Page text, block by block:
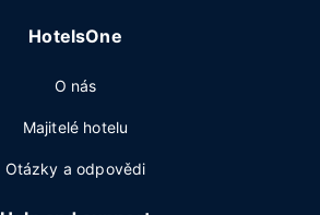
HotelsOne
O nás
Majitelé hotelu
Otázky a odpovědi